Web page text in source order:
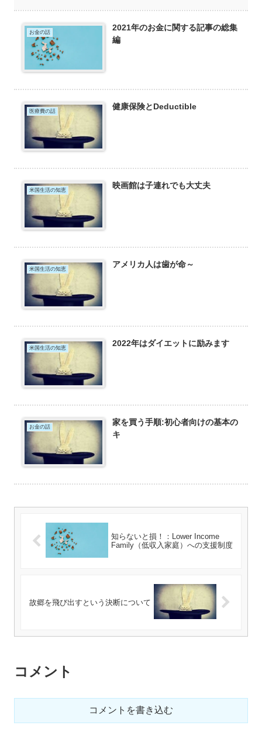
お金の話
2021年のお金に関する記事の総集
編
医療費の話 健康保険とDeductible
米国生活の知恵 映画館は子連れでも大丈夫
米国生活の知恵 アメリカ人は歯が命～
米国生活の知恵 2022年はダイエットに励みます
お金の話
家を買う手順:初心者向けの基本の
キ
知らないと損！：Lower Income
Family（低収入家庭）への支援制度
故郷を飛び出すという決断について
コメント
コメントを書き込む